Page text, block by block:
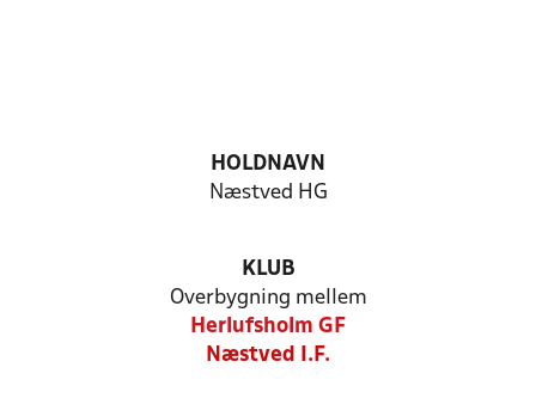
HOLDNAVN
Næstved HG
KLUB
Overbygning mellem
Herlufsholm GF
Næstved I.F.